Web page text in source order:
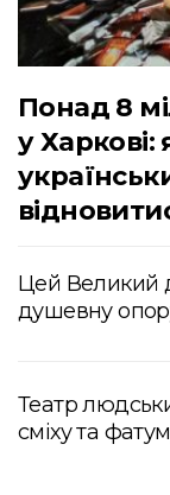
Понад 8
у
Цей Великий
душевну
Театр
сміху та